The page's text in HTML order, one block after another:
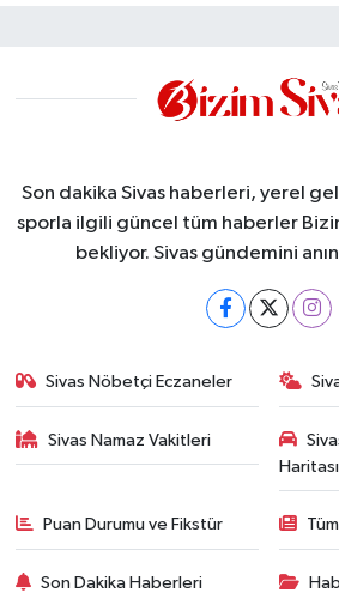
Son dakika Sivas haberleri, yerel
sporla ilgili güncel tüm haberler
bekliyor. Sivas gündemini
Sivas Nöbetçi Eczaneler
Sivas Namaz Vakitleri
Haritası
Puan Durumu ve Fikstür
Son Dakika Haberleri